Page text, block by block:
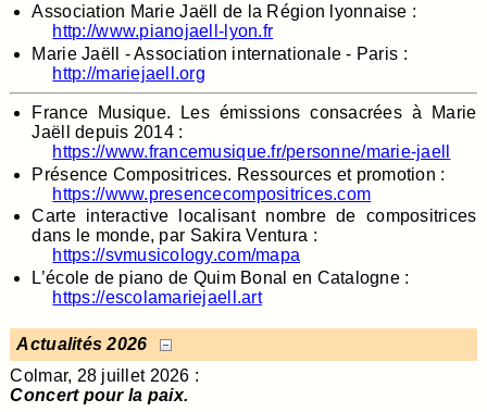
Association Marie Jaëll de la Région lyonnaise :
http://www.pianojaell-lyon.fr
Marie Jaëll - Association internationale - Paris :
http://mariejaell.org
France Musique. Les émissions consacrées à Marie
Jaëll depuis 2014 :
https://www.francemusique.fr/personne/marie-jaell
Présence Compositrices. Ressources et promotion :
https://www.presencecompositrices.com
Carte interactive localisant nombre de compositrices
dans le monde, par Sakira Ventura :
https://svmusicology.com/mapa
L’école de piano de Quim Bonal en Catalogne :
https://escolamariejaell.art
Actualités 2026
Colmar, 28 juillet 2026 :
Concert pour la paix.